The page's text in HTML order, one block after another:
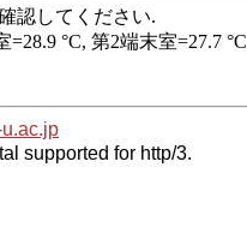
supported for http/3.